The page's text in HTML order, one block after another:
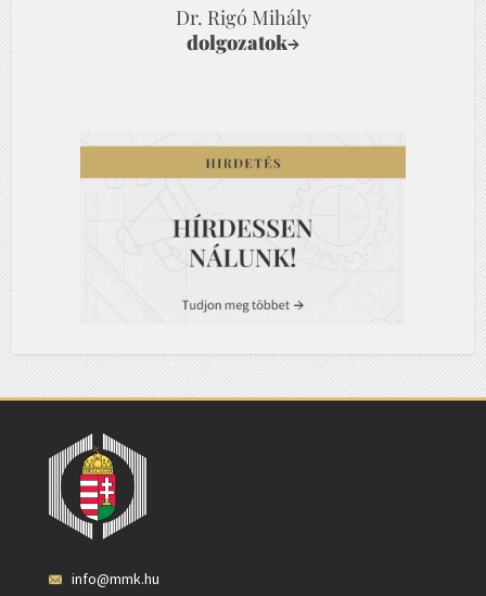
Dr. Rigó Mihály
dolgozatok→
info@mmk.hu